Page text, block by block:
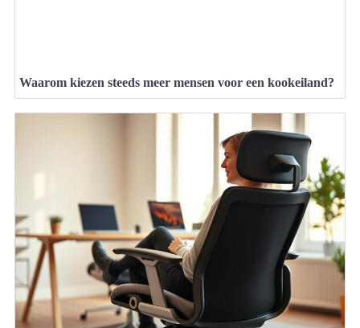
Waarom kiezen steeds meer mensen voor een kookeiland?